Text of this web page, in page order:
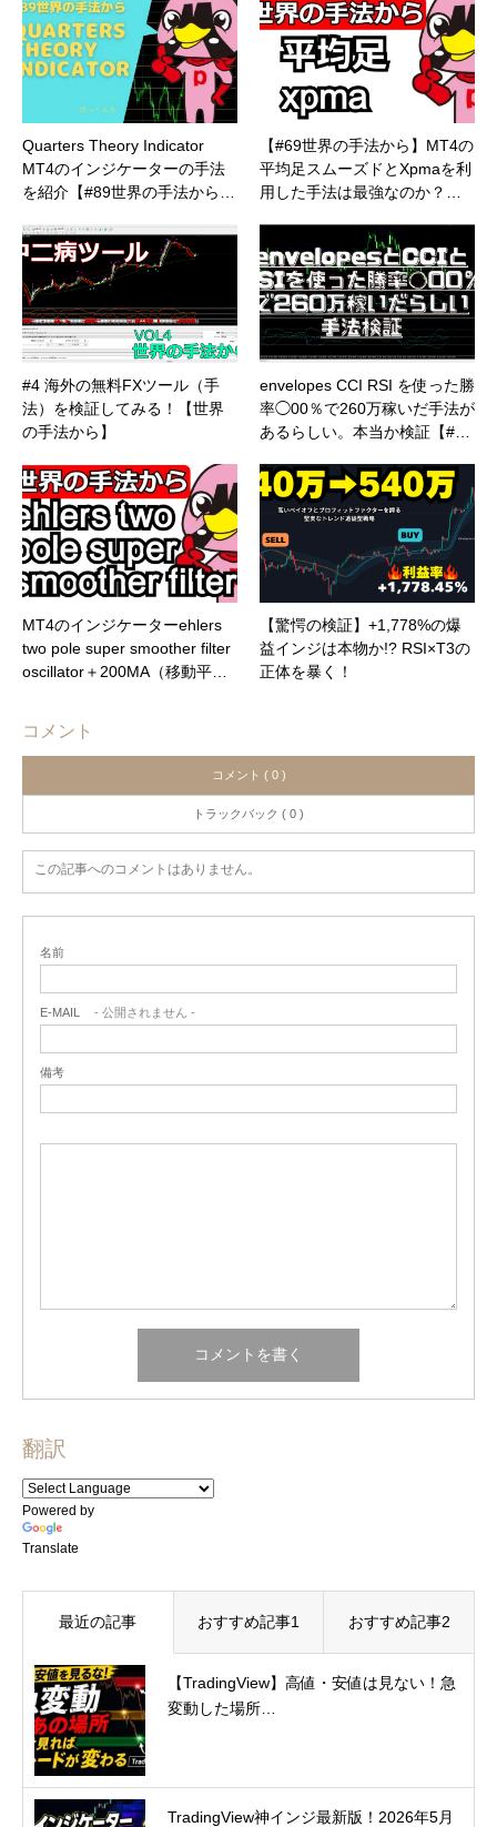
Quarters Theory Indicator
MT4のインジケーターの手法
を紹介【#89世界の手法から…
【#69世界の手法から】MT4の
平均足スムーズドとXpmaを利
用した手法は最強なのか？…
#4 海外の無料FXツール（手
法）を検証してみる！【世界
の手法から】
envelopes CCI RSI を使った勝
率◯00％で260万稼いだ手法が
あるらしい。本当か検証【#…
MT4のインジケーターehlers
two pole super smoother filter
oscillator＋200MA（移動平…
【驚愕の検証】+1,778%の爆
益インジは本物か!? RSI×T3の
正体を暴く！
コメント
コメント ( 0 )
トラックバック ( 0 )
この記事へのコメントはありません。
名前
E-MAIL - 公開されません -
備考
翻訳
Powered by
Translate
最近の記事 おすすめ記事1 おすすめ記事2
【TradingView】高値・安値は見ない！急
変動した場所…
TradingView神インジ最新版！2026年5月